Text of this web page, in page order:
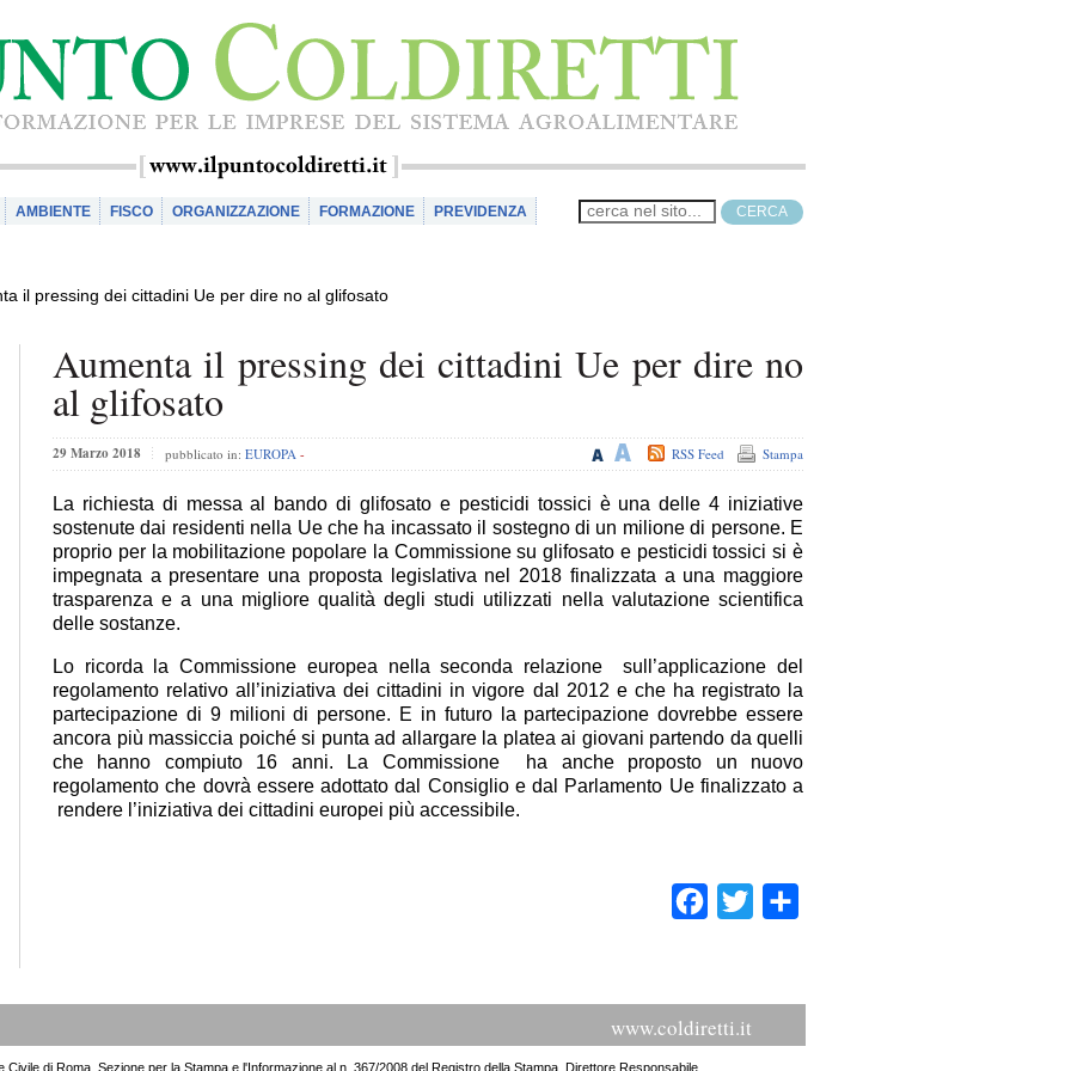
AMBIENTE FISCO ORGANIZZAZIONE FORMAZIONE
PREVIDENZA
il pressing dei cittadini Ue per dire no al glifosato
Aumenta il pressing dei cittadini Ue per dire no
al glifosato
29 Marzo 2018 pubblicato in: EUROPA - Stampa
RSS Feed
La richiesta di messa al bando di glifosato e pesticidi tossici è una delle 4 iniziative
sostenute dai residenti nella Ue che ha incassato il sostegno di un milione di persone. E
proprio per la mobilitazione popolare la Commissione su glifosato e pesticidi tossici si è
impegnata a presentare una proposta legislativa nel 2018 finalizzata a una maggiore
trasparenza e a una migliore qualità degli studi utilizzati nella valutazione scientifica
delle sostanze.
Lo ricorda la Commissione europea nella seconda relazione sull’applicazione del
regolamento relativo all’iniziativa dei cittadini in vigore dal 2012 e che ha registrato la
partecipazione di 9 milioni di persone. E in futuro la partecipazione dovrebbe essere
ancora più massiccia poiché si punta ad allargare la platea ai giovani partendo da quelli
che hanno compiuto 16 anni. La Commissione ha anche proposto un nuovo
regolamento che dovrà essere adottato dal Consiglio e dal Parlamento Ue finalizzato a
rendere l’iniziativa dei cittadini europei più accessibile.
Facebook
Twitter
www.coldiretti.it
Civile di Roma, Sezione per la Stampa e l'Informazione al n. 367/2008 del Registro della Stampa. Direttore Responsabile.